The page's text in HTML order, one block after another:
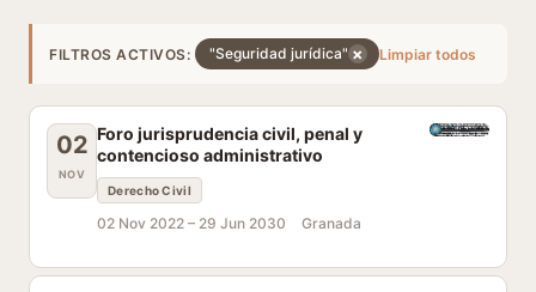
FILTROS ACTIVOS: "Seguridad jurídica" × Limpiar todos
02
NOV
Foro jurisprudencia civil, penal y
contencioso administrativo
Derecho Civil
02 Nov 2022 – 29 Jun 2030 Granada